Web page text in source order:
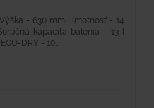
- 630 mm Hmotnosť - 14
kapacita balenia - 13 l
DRY - 10...